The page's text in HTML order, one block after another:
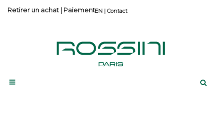
Contact
Retirer un achat | Paiement